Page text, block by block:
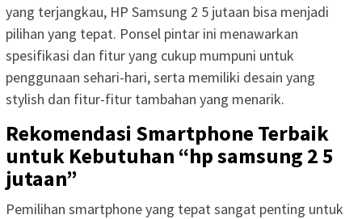
yang terjangkau, HP Samsung 2 5 jutaan bisa menjadi
pilihan yang tepat. Ponsel pintar ini menawarkan
spesifikasi dan fitur yang cukup mumpuni untuk
penggunaan sehari-hari, serta memiliki desain yang
stylish dan fitur-fitur tambahan yang menarik.
Rekomendasi Smartphone Terbaik
untuk Kebutuhan “hp samsung 2 5
jutaan”
Pemilihan smartphone yang tepat sangat penting untuk